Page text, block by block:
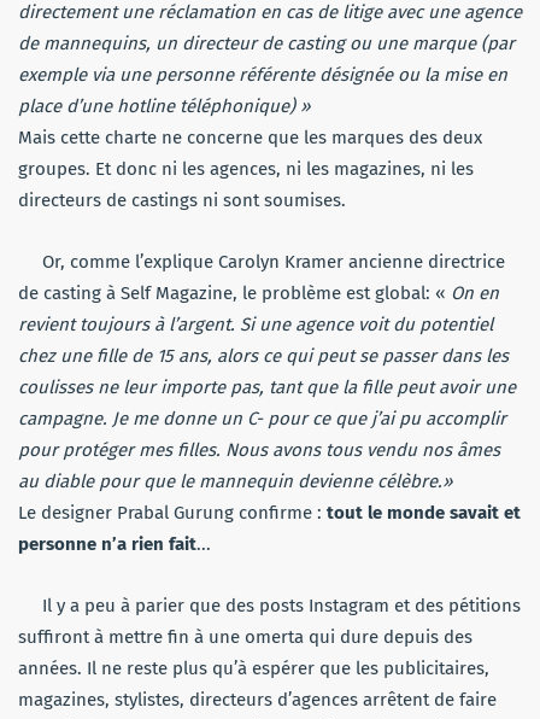
directement une réclamation en cas de litige avec une agence
de mannequins, un directeur de casting ou une marque (par
exemple via une personne référente désignée ou la mise en
place d’une hotlinetéléphonique)»
Mais cette charte ne concerne que les marques des deux
groupes. Et donc ni les agences, ni les magazines, ni les
directeurs de castings ni sont soumises.
Or, comme l’explique Carolyn Kramer ancienne directrice
de casting à Self Magazine, le problème est global: « On en
revient toujours à l’argent. Si une agence voit du potentiel
chez une fille de 15 ans, alors ce qui peut se passer dans les
coulisses ne leur importe pas, tant que la fille peut avoir une
campagne. Je me donne un C-pour ce que j’ai pu accomplir
pour protéger mes filles. Nous avons tous vendu nos âmes
au diable pour que le mannequin devienne célèbre.»
Le designer Prabal Gurung confirme : tout le monde savait et
personne n’a rien fait...
Il y a peu à parier que des posts Instagram et des pétitions
suffiront à mettre fin à une omerta qui dure depuis des
années. Il ne reste plus qu’à espérer que les publicitaires,
magazines, stylistes, directeurs d’agences arrêtent de faire